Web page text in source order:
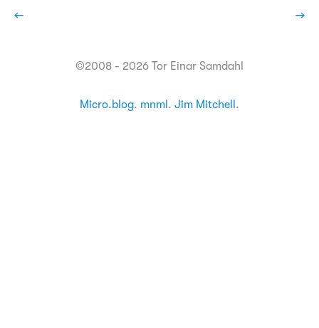
← →
©2008 - 2026 Tor Einar Samdahl
Micro.blog. mnml . Jim Mitchell .